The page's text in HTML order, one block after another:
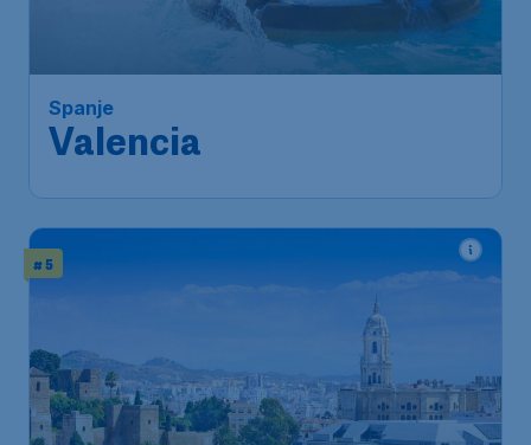
Spanje
Valencia
# 5